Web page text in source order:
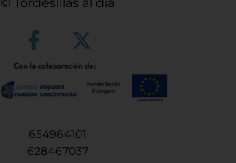
654964101
628467037